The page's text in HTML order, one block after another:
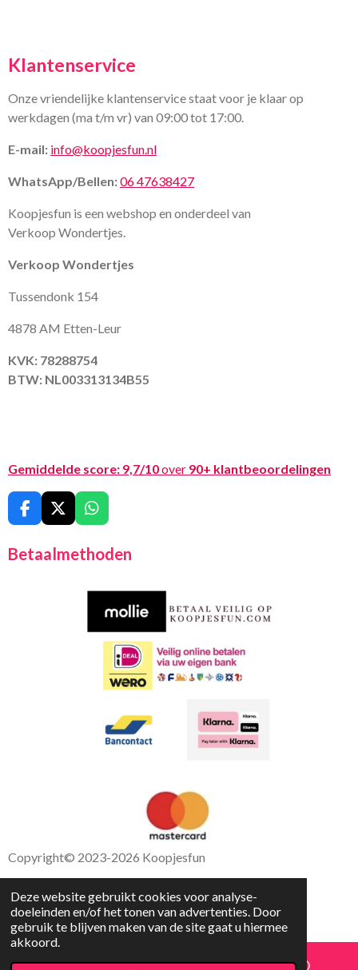
Deze website gebruikt cookies voor analyse-
doeleinden en/of het tonen van advertenties. Door
gebruik te blijven maken van de site gaat u hiermee
akkoord.
Klantenservice
Onze vriendelijke klantenservice staat voor je klaar op
werkdagen (ma t/m vr) van 09:00 tot 17:00.
E-mail: info@koopjesfun.nl
WhatsApp/Bellen:06 47638427
Koopjesfun is een webshop en onderdeel van
Verkoop Wondertjes.
Verkoop Wondertjes
Tussendonk 154
4878 AM Etten-Leur
KVK: 78288754
BTW: NL003313134B55
Gemiddelde score: 9,7/10over 90+ klantbeoordelingen
F
a
c
e
X
W
h
t
A
Betaalmethoden
Copyright© 2023-2026 Koopjesfun